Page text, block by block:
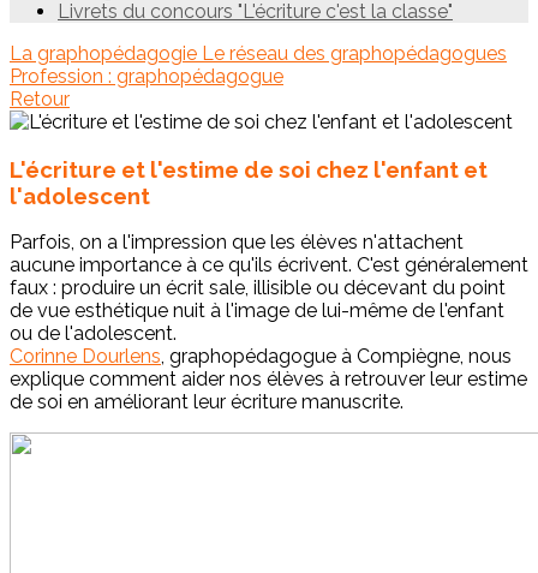
Livrets du concours "L'écriture c'est la classe"
La graphopédagogie Le réseau des graphopédagogues
Profession : graphopédagogue
Retour
L'écriture et l'estime de soi chez l'enfant et
l'adolescent
Parfois, on a l'impression que les élèves n'attachent
aucune importance à ce qu'ils écrivent. C'est généralement
faux : produire un écrit sale, illisible ou décevant du point
de vue esthétique nuit à l'image de lui-même de l'enfant
ou de l'adolescent.
Corinne Dourlens, graphopédagogue à Compiègne, nous
explique comment aider nos élèves à retrouver leur estime
de soi en améliorant leur écriture manuscrite.